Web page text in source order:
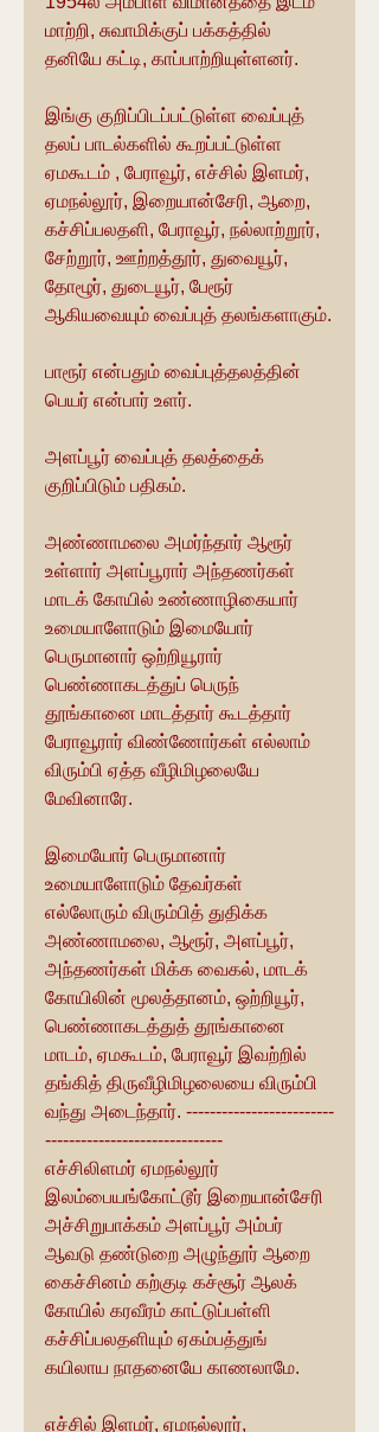
மாற்றி, சுவாமிக்குப் பக்கத்தில்
தனியே கட்டி, காப்பாற்றியுள்ளனர்.
இங்கு குறிப்பிடப்பட்டுள்ள வைப்புத்
தலப் பாடல்களில் கூறப்பட்டுள்ள
ஏமகூடம் , பேராவூர், எச்சில் இளமர்,
ஏமநல்லூர், இறையான்சேரி, ஆறை,
கச்சிப்பலதளி, பேராவூர், நல்லாற்றூர்,
சேற்றூர், ஊற்றத்தூர், துவையூர்,
தோழூர், துடையூர், பேரூர்
ஆகியவையும் வைப்புத் தலங்களாகும்.
பாரூர் என்பதும் வைப்புத்தலத்தின்
பெயர் என்பார் உளர்.
அளப்பூர் வைப்புத் தலத்தைக்
குறிப்பிடும் பதிகம்.
அண்ணாமலை அமர்ந்தார் ஆரூர்
உள்ளார் அளப்பூரார் அந்தணர்கள்
மாடக் கோயில் உண்ணாழிகையார்
உமையாளோடும் இமையோர்
பெருமானார் ஒற்றியூரார்
பெண்ணாகடத்துப் பெருந்
தூங்கானை மாடத்தார் கூடத்தார்
பேராவூரார் விண்ணோர்கள் எல்லாம்
விரும்பி ஏத்த வீழிமிழலையே
மேவினாரே.
இமையோர் பெருமானார்
உமையாளோடும் தேவர்கள்
எல்லோரும் விரும்பித் துதிக்க
அண்ணாமலை, ஆரூர், அளப்பூர்,
அந்தணர்கள் மிக்க வைகல், மாடக்
கோயிலின் மூலத்தானம், ஒற்றியூர்,
பெண்ணாகடத்துத் தூங்கானை
மாடம், ஏமகூடம், பேராவூர் இவற்றில்
தங்கித் திருவீழிமிழலையை விரும்பி
வந்து அடைந்தார். -------------------------
------------------------------
எச்சிலிளமர் ஏமநல்லூர்
இலம்பையங்கோட்டூர் இறையான்சேரி
அச்சிறுபாக்கம் அளப்பூர் அம்பர்
ஆவடு தண்டுறை அழுந்தூர் ஆறை
கைச்சினம் கற்குடி கச்சூர் ஆலக்
கோயில் கரவீரம் காட்டுப்பள்ளி
கச்சிப்பலதளியும் ஏகம்பத்துங்
கயிலாய நாதனையே காணலாமே.
எச்சில் இளமர், ஏமநல்லூர்,